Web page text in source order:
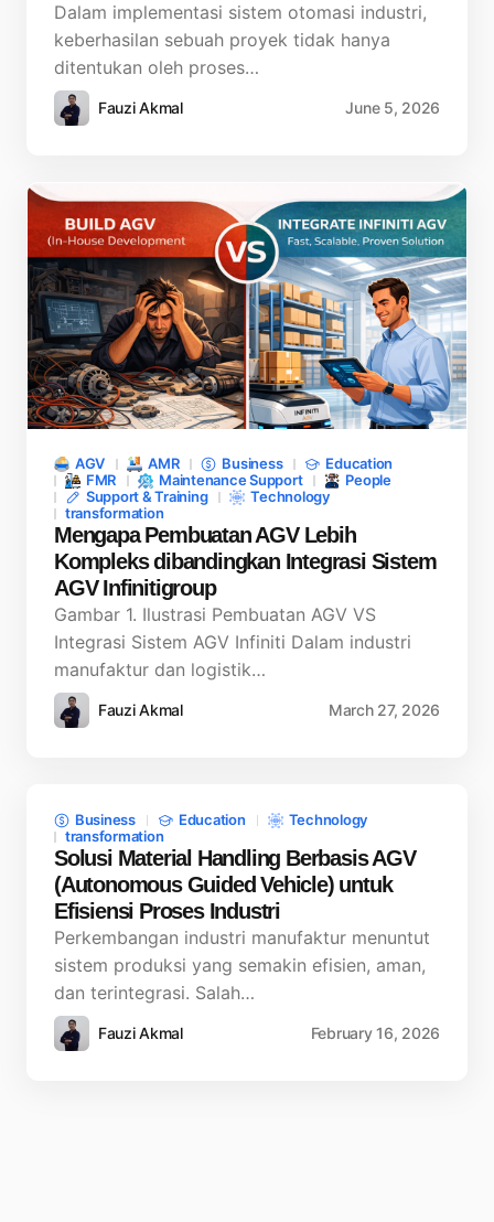
Dalam implementasi sistem otomasi industri,
keberhasilan sebuah proyek tidak hanya
ditentukan oleh proses…
Fauzi Akmal June 5, 2026
AGV AMR Business
Education
FMR
Maintenance Support
People
Support & Training
Technology
transformation
Mengapa Pembuatan AGV Lebih
Kompleks dibandingkan Integrasi Sistem
AGV Infinitigroup
Gambar 1. Ilustrasi Pembuatan AGV VS
Integrasi Sistem AGV Infiniti Dalam industri
manufaktur dan logistik…
Fauzi Akmal March 27, 2026
Business Education
Technology
transformation
Solusi Material Handling Berbasis AGV
(Autonomous Guided Vehicle) untuk
Efisiensi Proses Industri
Perkembangan industri manufaktur menuntut
sistem produksi yang semakin efisien, aman,
dan terintegrasi. Salah…
Fauzi Akmal February 16, 2026